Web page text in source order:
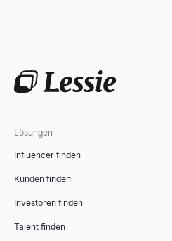
Lösungen
Influencer finden
Kunden finden
Investoren finden
Talent finden